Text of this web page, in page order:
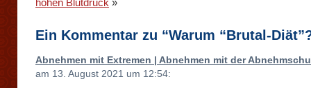
hohen Blutdruck »
Ein Kommentar zu “Warum “Brutal-
Abnehmen mit Extremen | Abnehmen mit der
am 13. August 2021 um 12:54: